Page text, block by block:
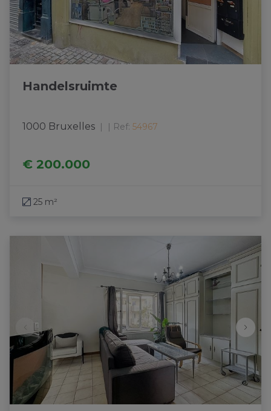
Handelsruimte
1000 Bruxelles | Ref: 54967
€ 200.000
25 m²